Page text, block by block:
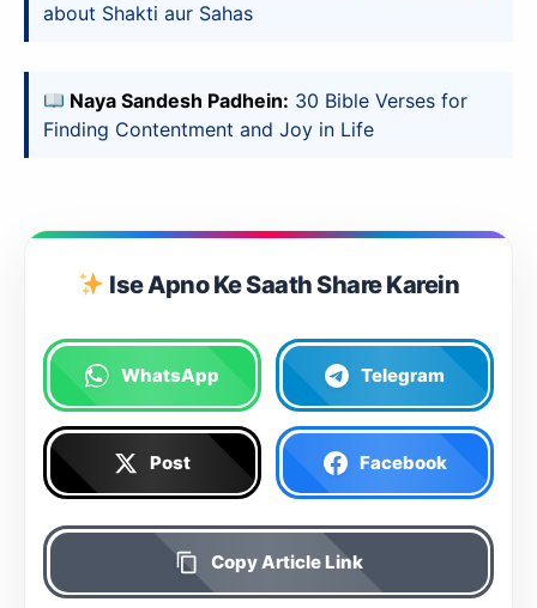
about Shakti aur Sahas
Naya Sandesh Padhein: 30 Bible Verses for
Finding Contentment and Joy in Life
Ise Apno Ke Saath Share Karein
WhatsApp Telegram
Post Facebook
Copy Article Link